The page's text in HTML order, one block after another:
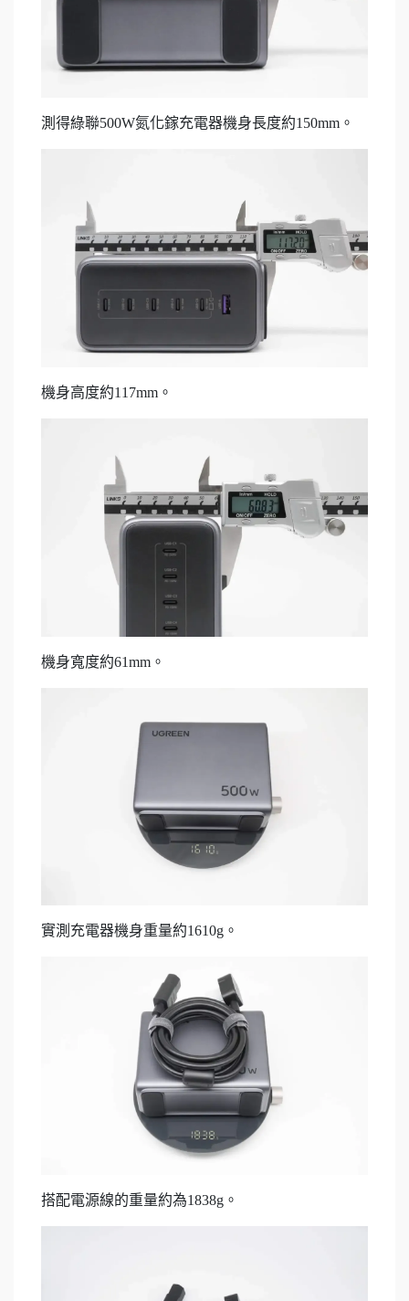
測得綠聯500W氮化鎵充電器機身長度約150mm。
機身高度約117mm。
機身寬度約61mm。
實測充電器機身重量約1610g。
搭配電源線的重量約為1838g。